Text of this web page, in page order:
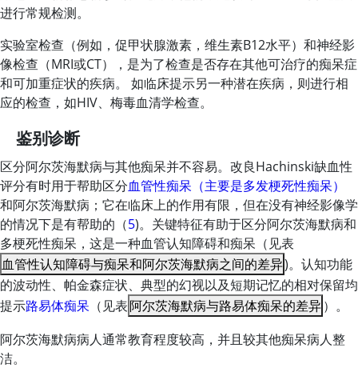
进行常规检测。
实验室检查（例如，促甲状腺激素，维生素B12水平）和神经影
像检查（MRI或CT），是为了检查是否存在其他可治疗的痴呆症
和可加重症状的疾病。 如临床提示另一种潜在疾病，则进行相
应的检查，如HIV、梅毒血清学检查。
鉴别诊断
区分阿尔茨海默病与其他痴呆并不容易。改良Hachinski缺血性
评分有时用于帮助区分血管性痴呆（主要是多发梗死性痴呆）
和阿尔茨海默病；它在临床上的作用有限，但在没有神经影像学
的情况下是有帮助的（5)。关键特征有助于区分阿尔茨海默病和
多梗死性痴呆，这是一种血管认知障碍和痴呆（见表
血管性认知障碍与痴呆和阿尔茨海默病之间的差异)。认知功能
的波动性、帕金森症状、典型的幻视以及短期记忆的相对保留均
提示路易体痴呆 （见表阿尔茨海默病与路易体痴呆的差异）。
阿尔茨海默病病人通常教育程度较高，并且较其他痴呆病人整
洁。